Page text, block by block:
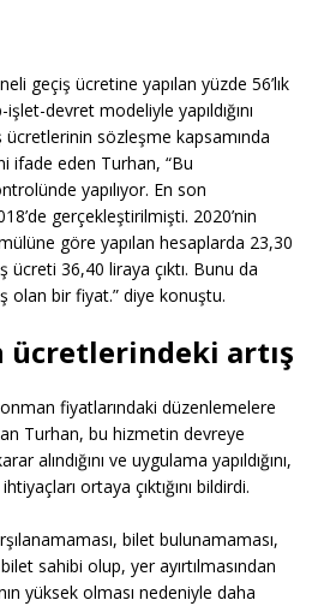
geçiş ücretine yapılan yüzde 56’lık
devret modeliyle yapıldığını
ücretlerinin sözleşme kapsamında
ifade eden Turhan, “Bu
yapılıyor. En son
gerçekleştirilmişti. 2020’nin
göre yapılan hesaplarda 23,30
36,40 liraya çıktı. Bunu da
olan bir fiyat.” diye konuştu.
ücretlerindeki artış
fiyatlarındaki düzenlemelere
Turhan, bu hizmetin devreye
alındığını ve uygulama yapıldığını,
ortaya çıktığını bildirdi.
bilet bulunamaması,
sahibi olup, yer ayırtılmasından
yüksek olması nedeniyle daha